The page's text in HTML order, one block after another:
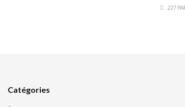
227
Catégories